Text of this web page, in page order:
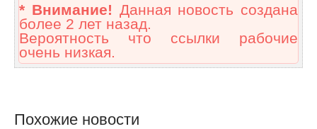
* Внимание! Данная новость создана
более 2 лет назад.
Вероятность что ссылки рабочие
очень низкая.
Похожие новости